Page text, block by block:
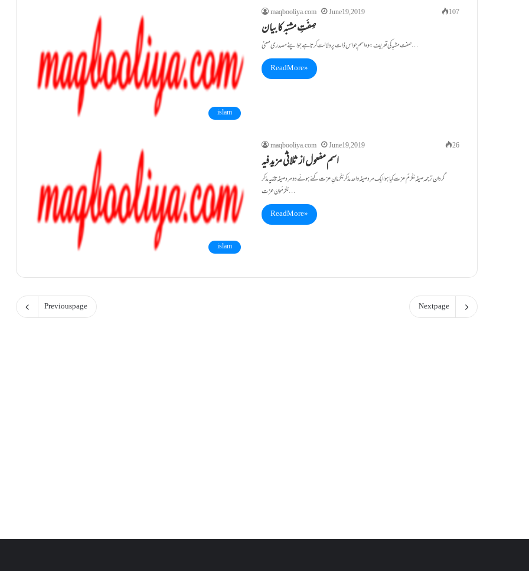
islam
maqbooliya.com June 19, 2019 107
صِفَتِ مشبّہ کا بیان
صفت مشبہ کی تعریف: وہ اسم جو ا س ذات پر دلالت کرتا ہے جو اپنے مصدری معنی…
Read More »
islam
maqbooliya.com June 19, 2019 26
اسم مفعول از ثلاثی مزید فیہ
گردان ترجمہ صیغہ مُکْرَمٌ عزت کیاہواایک مرد صیغہ واحد مذکر مُکْرَمَانِ عزت کئے ہوئے دومرد صیغہ تثنیہ مذکر
مُکْرَمُوْنَ عزت…
Read More »
Previous page Next page